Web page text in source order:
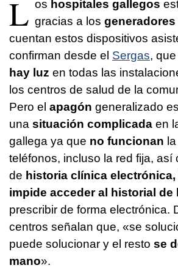
L os hospitales gallegos
gracias a los generadores
cuentan estos dispositivos
confirman desde el Sergas,
hay luz en todas las
los centros de salud de la
Pero el apagón generalizado
una situación complicada en
gallega ya que no funcionan
teléfonos, incluso la red fija, así
de historia clínica electrónica,
impide acceder al historial de
prescribir de forma electrónica.
centros señalan que, «se
puede solucionar y el resto se
mano».